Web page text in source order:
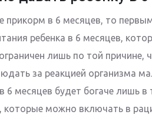
прикорм в 6 месяцев, то
ребенка в 6 месяцев,
лишь по той
за реакцией организма
6 месяцев будет богаче лишь в
которые можно включать в